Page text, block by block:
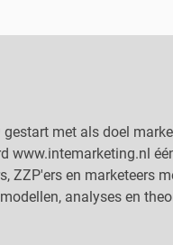
met als doel
www.intemarketing.nl
ZZP'ers en marketeers
analyses en